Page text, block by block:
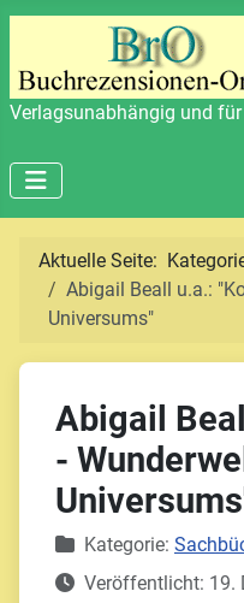
Verlagsunabhängig und
Aktuelle Seite:
Abigail Beall u.a.:
Universums"
Abigail
-
DetailsKategorie:
Veröffentlicht: 19.